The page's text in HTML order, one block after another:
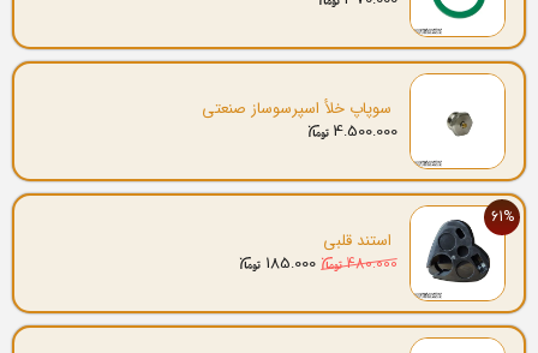
سوپاپ خلأ اسپرسوساز صنعتی
4.500.000
61%
استند قلبی
480.000
185.000